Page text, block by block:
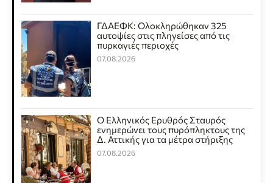
ΓΔΑΕΦΚ: Ολοκληρώθηκαν 325
αυτοψίες στις πληγείσες από τις
πυρκαγιές περιοχές
07.08.2026
Ο Ελληνικός Ερυθρός Σταυρός
ενημερώνει τους πυρόπληκτους της
Δ. Αττικής για τα μέτρα στήριξης
07.08.2026